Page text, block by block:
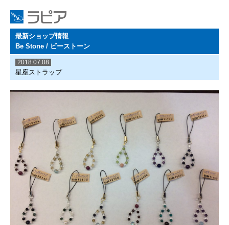
最新ショップ情報
Be Stone / ビーストーン
2018.07.08
星座ストラップ